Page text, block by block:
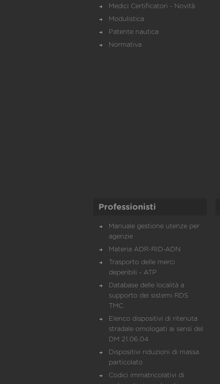
Medici Certificatori - Novità
Modulistica
Patente nautica
Normativa
Professionisti
Manuale gestione utenze per
agenzie
Materia ADR-RID-ADN
Trasporto delle merci
deperibili - ATP
Database delle località a
supporto dei sistemi RDS
TMC
Elenco dispositivi di ritenuta
stradale omologati ai sensi del
DM 21.06.04
Dispositivi riduzioni di massa
particolato
Codici immatricolativi di